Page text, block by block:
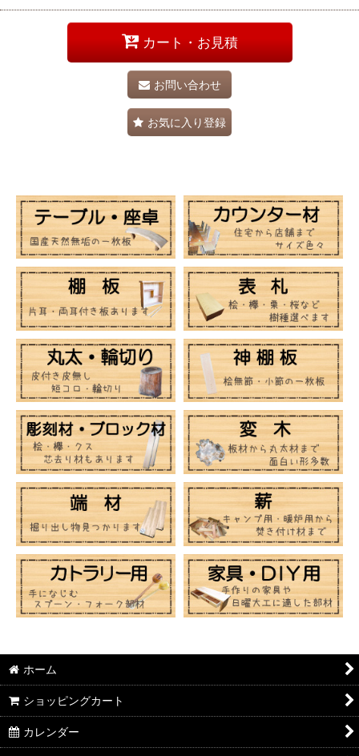
カート・お見積
お問い合わせ
お気に入り登録
ホーム
ショッピングカート
カレンダー